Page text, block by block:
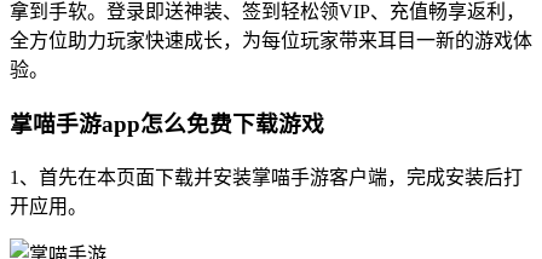
拿到手软。登录即送神装、签到轻松领VIP、充值畅享返利，
全方位助力玩家快速成长，为每位玩家带来耳目一新的游戏体
验。
掌喵手游app怎么免费下载游戏
1、首先在本页面下载并安装掌喵手游客户端，完成安装后打
开应用。